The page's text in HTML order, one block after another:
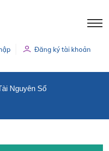
Đăng ký tài khoản
Nguyên Số